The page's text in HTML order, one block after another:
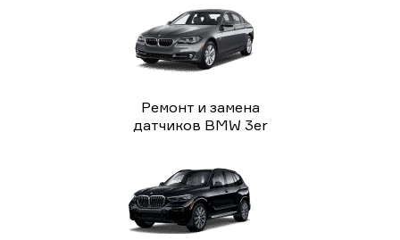
Ремонт и замена
датчиков BMW 3er